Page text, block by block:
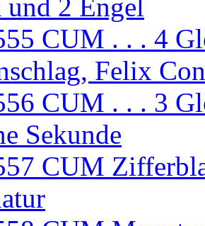
und 2 Engel
CUM . . . 4
Felix
CUM . . . 3
Sekunde
CUM